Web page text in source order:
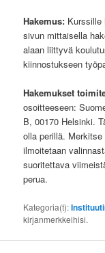
Hakemus: Kurssille
sivun mittaisella
alaan liittyvä
kiinnostukseen
Hakemukset
osoitteeseen:
B, 00170 Helsinki.
olla perillä.
ilmoitetaan
suoritettava
perua.
Kategoria(t):
kirjanmerkkeihisi.